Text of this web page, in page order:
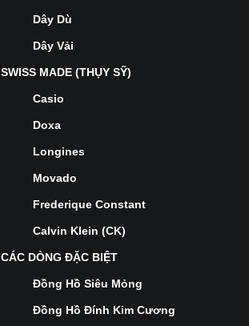
Dây Dù
Dây Vải
SWISS MADE (THỤY SỸ)
Casio
Doxa
Longines
Movado
Frederique Constant
Calvin Klein (CK)
CÁC DÒNG ĐẶC BIỆT
Đồng Hồ Siêu Mỏng
Đồng Hồ Đính Kim Cương